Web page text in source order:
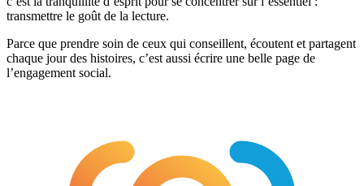
transmettre le goût de la lecture.
Parce que prendre soin de ceux qui conseillent, écoutent et partagent
chaque jour des histoires, c’est aussi écrire une belle page de
l’engagement social.